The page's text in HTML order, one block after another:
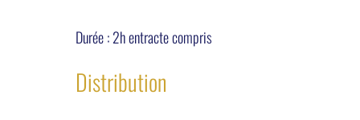
Durée : 2h entracte compris
Distribution